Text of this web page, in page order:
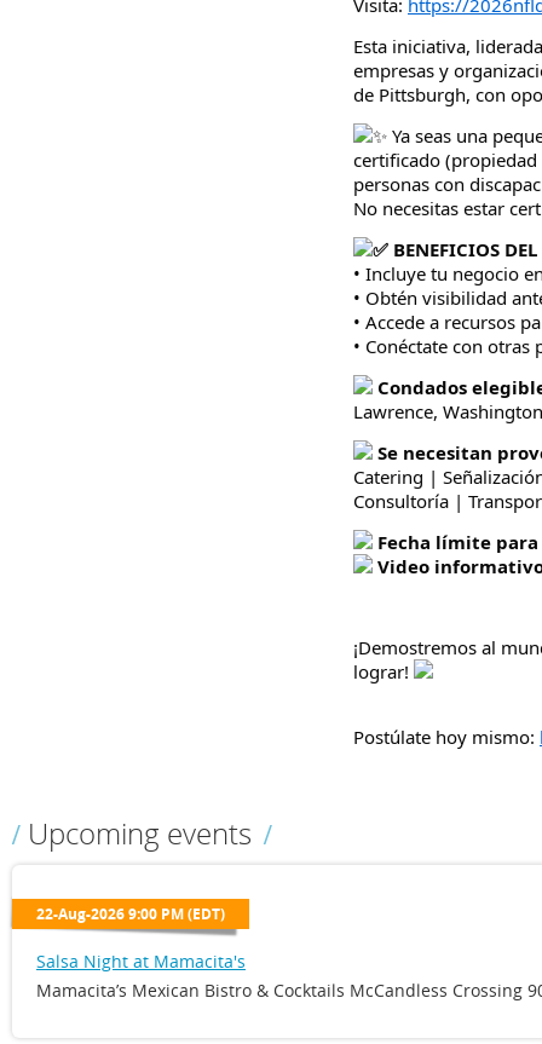
Visita: https://
Esta iniciativa,
empresas y
de Pittsburgh, con
Ya seas una
certificado (propiedad
personas con
No necesitas estar
BENEFICIOS
• Incluye tu negocio
• Obtén visibilidad
• Accede a recursos
• Conéctate con otras
Condados
Lawrence,
Se necesitan
Catering |
Consultoría |
Fecha límite
Video
¡Demostremos al
lograr!
Postúlate hoy mismo:
Upcoming events
Salsa Night at Mamacita's
22-Aug-2026 9:00 PM (EDT)
Mamacita’s Mexican Bistro & Cocktails McCandless Crossing